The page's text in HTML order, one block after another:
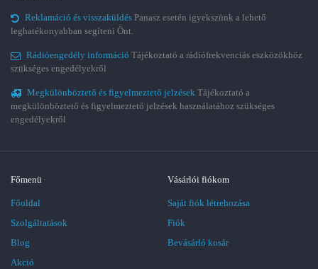
Reklamáció és visszaküldés Panasz esetén igyekszünk a lehető
leghatékonyabban segíteni Önt.
Rádióengedély információ Tájékoztató a rádiófrekvenciás eszközökhöz
szükséges engedélyekről
Megkülönböztető és figyelmeztető jelzések Tájékoztató a
megkülönböztető és figyelmeztető jelzések használatához szükséges
engedélyekről
Főmenü
Főoldal
Szolgáltatások
Blog
Akció
Vásárlói fiókom
Saját fiók létrehozása
Fiók
Bevásárló kosár